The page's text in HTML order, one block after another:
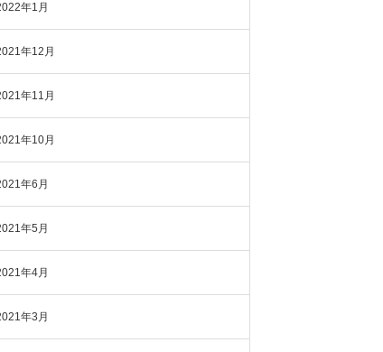
年1月
年12月
年11月
年10月
年6月
年5月
年4月
年3月